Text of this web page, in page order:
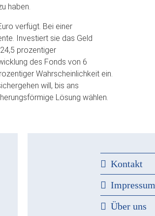
haben.
verfügt. Bei einer
Investiert sie das Geld
prozentiger
des Fonds von 6
Wahrscheinlichkeit ein.
will, bis ans
Lösung wählen.
Kontakt
Impressum
Über uns